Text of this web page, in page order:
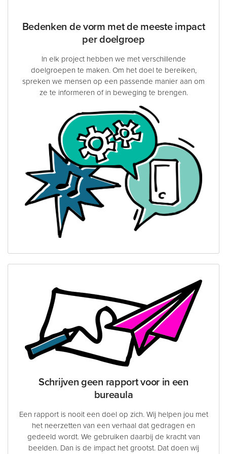
Bedenken de vorm met de meeste impact
per doelgroep
In elk project hebben we met verschillende
doelgroepen te maken. Om het doel te bereiken,
spreken we mensen op een passende manier aan om
ze te informeren of in beweging te brengen.
Schrijven geen rapport voor in een
bureaula
Een rapport is nooit een doel op zich. Wij helpen jou met
het neerzetten van een verhaal dat gedragen en
gedeeld wordt. We gebruiken daarbij de kracht van
beelden. Dan is de impact het grootst. Dat doen wij